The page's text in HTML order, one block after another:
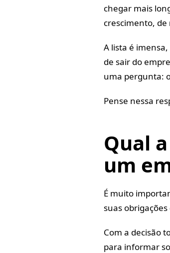
chegar mais
crescimento,
A lista é
de sair do
uma pergunta:
Pense nessa
Qual
um
É muito
suas
Com a decisão
para informar